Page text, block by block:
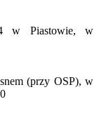
w Piastowie, w
(przy OSP), w